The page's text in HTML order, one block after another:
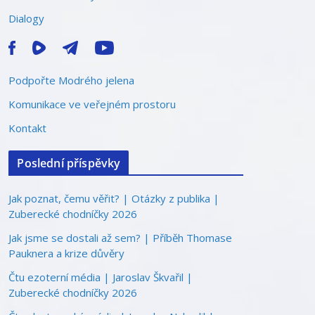
Dialogy
Podpořte Modrého jelena
Komunikace ve veřejném prostoru
Kontakt
Poslední příspěvky
Jak poznat, čemu věřit? | Otázky z publika |
Zuberecké chodníčky 2026
Jak jsme se dostali až sem? | Příběh Thomase
Pauknera a krize důvěry
Čtu ezoterní média | Jaroslav Škvařil |
Zuberecké chodníčky 2026